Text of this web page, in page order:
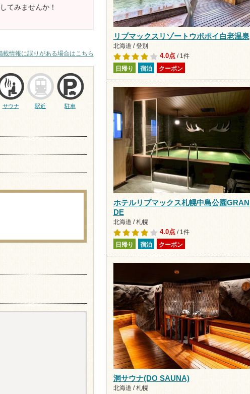
てみませんか！
載情報に誤りがある場合はこちら
サウナ 駅近 駐車
リブマックスリゾートウポポイ白老温泉
北海道 / 登別
4.0点/ 1件
日帰り 宿泊 クーポン
ホテルリブマックス札幌中島公園GRAN
DE
北海道 / 札幌
4.0点/ 1件
日帰り 宿泊 クーポン
洞サウナ(DO SAUNA)
北海道 / 札幌